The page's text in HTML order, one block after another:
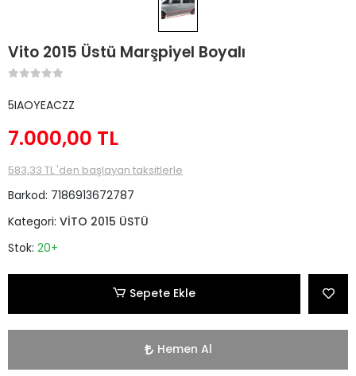
Vito 2015 Üstü Marşpiyel Boyalı
5IAOYEACZZ
7.000,00 TL
583,33 TL 'den başlayan taksitlerle
Barkod: 7186913672787
Kategori: VİTO 2015 ÜSTÜ
Stok: 20+
Sepete Ekle
Hemen Al